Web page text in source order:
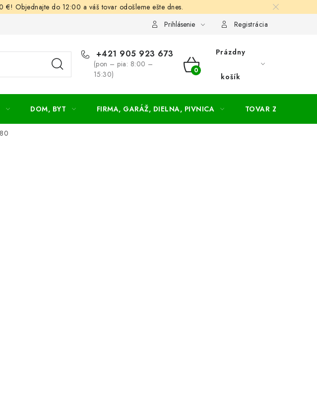
€! Objednajte do 12:00 a váš tovar odošleme ešte dnes.
od kúpnej zmluvy Obchodné a dodacie podmienky Zásady ochrany osobných údajov
Prihlásenie Registrácia
+421 905 923 673
(pon – pia: 8:00 –
15:30)
NÁKUPNÝ
Prázdny
košík
DOM, BYT FIRMA, GARÁŽ, DIELNA, PIVNICA TOVAR ZA